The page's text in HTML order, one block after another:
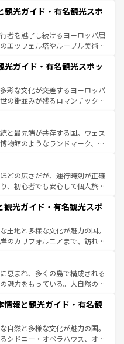
はコンテンツ一覧を参照してほ
情熱的なフラメンコ、熱気あふ
タパスが生活の一部となってい
された雰囲気や、バルセロナの
地方では古代ローマ遺跡や中世
気候が異なるスペインはその個
しい。
観光ガイド・有名観光スポ
者を魅了し続けるヨーロッパ屈
エッフェル塔やルーブル美術館
いる。華麗な宮殿、歴史的な大
て豊かな自然が、訪れる者を心
ンスは美食の国としても知ら
コ無形文化遺産にも登録されて
、多彩な楽しみ方が可能だ。さ
魅力が溢れており、どの街角に
いている。パリ以外の個性あふ
光ガイド・有名観光スポッ
彩な文化が交差するヨーロッパ
の街並みが残るロマンチック街
歩いても飽きることがない。ベ
エルン州のアルプスの絶景、そ
畑といった風景は必見。ビール
ほしい。 なお、新着の
覧を参照してほしい。
と最先端が共存する国。ウェス
物館のようなランドマーク、歴
る。また、優雅なアフタヌーン
まらない英国パブ、サッカー観
きる体験も豊富。イギリスを旅
。
どの広さだが、運行時刻が正確
、初心者でも安心して個人旅行
、スイスならではのユニークな
光だけでなく町歩きも満喫する
が高いため物価も高いが、旅行
ービスもあり、うまく活用すれ
観光ガイド・有名観光スポ
土地と多様な文化が魅力の国。
のカリフォルニアまで、訪れる
、ショッピング、エンターテイ
なスポットだ。一方、アメリカ
グランドキャニオンやイエロー
、音楽と美食が融合した独特の
リカの各地域で異なる魅力を楽
豊かな歴史を感じることができ
リップや列車の旅も、アメリカ
恵まれ、多くの島で構成される
魅力をもっている。大自然の神
、定番の観光地といえばオアフ
るならマウイ島やカウアイ島が
ーンに輝く海をはじめ、豊かな
。「アロハスピリット」と呼ば
情報と観光ガイド・有名観
自然と多様な文化が魅力の国。
シドニー・オペラハウス、オー